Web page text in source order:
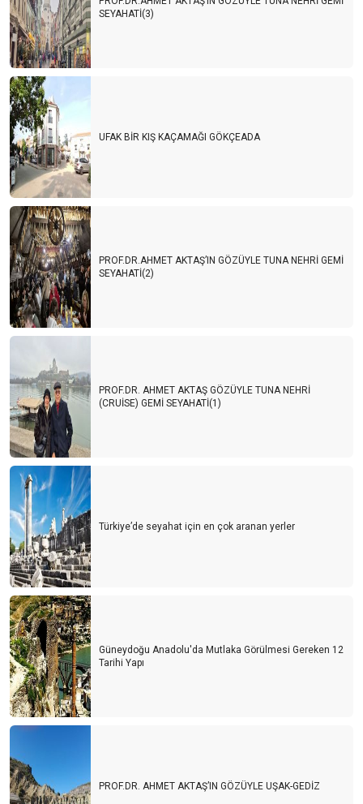
SEYAHATİ(3)
UFAK BİR KIŞ KAÇAMAĞI GÖKÇEADA
PROF.DR.AHMET AKTAŞ’IN GÖZÜYLE TUNA NEHRİ GEMİ
SEYAHATİ(2)
PROF.DR. AHMET AKTAŞ GÖZÜYLE TUNA NEHRİ
(CRUİSE) GEMİ SEYAHATİ(1)
Türkiye’de seyahat için en çok aranan yerler
Güneydoğu Anadolu'da Mutlaka Görülmesi Gereken 12
Tarihi Yapı
PROF.DR. AHMET AKTAŞ’IN GÖZÜYLE UŞAK-GEDİZ